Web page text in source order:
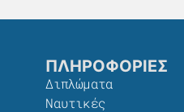
ΠΛΗΡΟΦΟΡΙΕΣ
Διπλώματα
Ναυτικές